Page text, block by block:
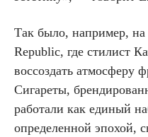
Так было, например,
Republic, где стилист
воссоздать атмосферу
Сигареты,
работали как единый
определенной эпохой,